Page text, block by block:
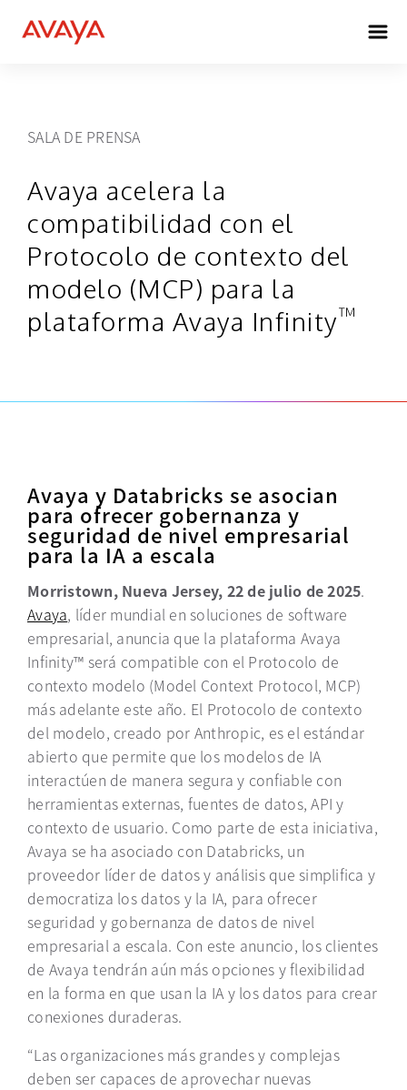
SALA DE PRENSA
Avaya acelera la
compatibilidad con el
Protocolo de contexto del
modelo (MCP) para la
plataforma Avaya Infinity™
Avaya y Databricks se asocian
para ofrecer gobernanza y
seguridad de nivel empresarial
para la IA a escala
Morristown, Nueva Jersey, 22 de julio de 2025.
Avaya, líder mundial en soluciones de software
empresarial, anuncia que la plataforma Avaya
Infinity™ será compatible con el Protocolo de
contexto modelo (Model Context Protocol, MCP)
más adelante este año. El Protocolo de contexto
del modelo, creado por Anthropic, es el estándar
abierto que permite que los modelos de IA
interactúen de manera segura y confiable con
herramientas externas, fuentes de datos, API y
contexto de usuario. Como parte de esta iniciativa,
Avaya se ha asociado con Databricks, un
proveedor líder de datos y análisis que simplifica y
democratiza los datos y la IA, para ofrecer
seguridad y gobernanza de datos de nivel
empresarial a escala. Con este anuncio, los clientes
de Avaya tendrán aún más opciones y flexibilidad
en la forma en que usan la IA y los datos para crear
conexiones duraderas.
“Las organizaciones más grandes y complejas
deben ser capaces de aprovechar nuevas